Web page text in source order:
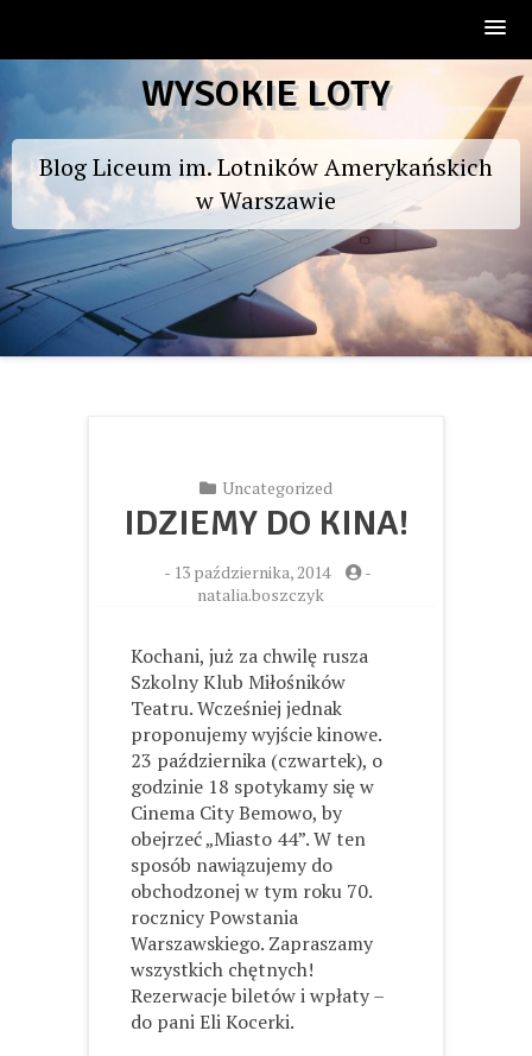
to
WYSOKIE LOTY
Blog Liceum im. Lotników Amerykańskich
w Warszawie
Uncategorized
IDZIEMY DO KINA!
- 13 października, 2014
-
natalia.boszczyk
Kochani, już za chwilę rusza
Szkolny Klub Miłośników
Teatru. Wcześniej jednak
proponujemy wyjście kinowe.
23 października (czwartek), o
godzinie 18 spotykamy się w
Cinema City Bemowo, by
obejrzeć „Miasto 44”. W ten
sposób nawiązujemy do
obchodzonej w tym roku 70.
rocznicy Powstania
Warszawskiego. Zapraszamy
wszystkich chętnych!
Rezerwacje biletów i wpłaty –
do pani Eli Kocerki.